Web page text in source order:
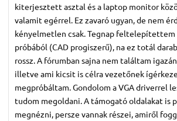
kiterjesztett asztal és a laptop monitor
valamit egérrel. Ez zavaró ugyan, de nem
kényelmetlen csak. Tegnap feltelepítettem
próbából (CAD progiszerű), na ez totál
rossz. A fórumban sajna nem találtam
illetve ami kicsit is célra vezetőnek
megpróbáltam. Gondolom a VGA driverrel
tudom megoldani. A támogató oldalakat is
megnézni, persze vannak részei, amiről